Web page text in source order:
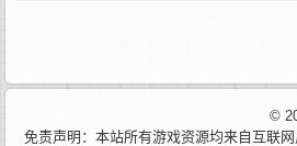
©
免责声明：本站所有游戏资源均来自互联